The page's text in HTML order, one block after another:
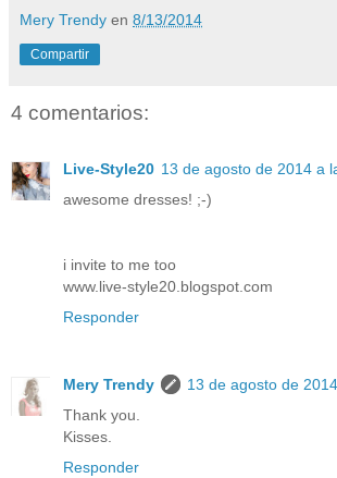
Mery Trendy en 8/13/2014
Compartir
4 comentarios:
Live-Style20 13 de agosto de 2014 a
awesome dresses! ;-)
i invite to me too
www.live-style20.blogspot.com
Responder
Mery Trendy
13 de agosto de
Thank you.
Kisses.
Responder